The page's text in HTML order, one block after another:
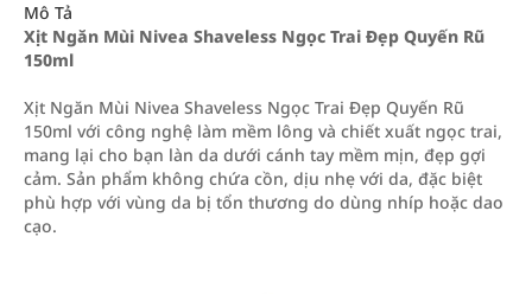
Mô Tả
Xịt Ngăn Mùi Nivea Shaveless Ngọc Trai Đẹp Quyến Rũ
150ml
Xịt Ngăn Mùi Nivea Shaveless Ngọc Trai Đẹp Quyến Rũ
150ml với công nghệ làm mềm lông và chiết xuất ngọc trai,
mang lại cho bạn làn da dưới cánh tay mềm mịn, đẹp gợi
cảm. Sản phẩm không chứa cồn, dịu nhẹ với da, đặc biệt
phù hợp với vùng da bị tổn thương do dùng nhíp hoặc dao
cạo.